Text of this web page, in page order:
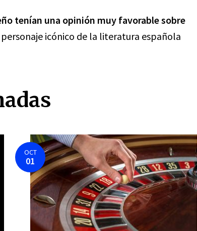
tenían una opinión muy favorable sobre
personaje icónico de la literatura española
OCT
01